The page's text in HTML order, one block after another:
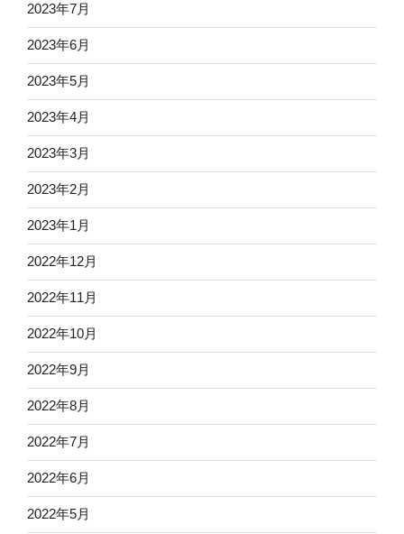
2023年7月
2023年6月
2023年5月
2023年4月
2023年3月
2023年2月
2023年1月
2022年12月
2022年11月
2022年10月
2022年9月
2022年8月
2022年7月
2022年6月
2022年5月